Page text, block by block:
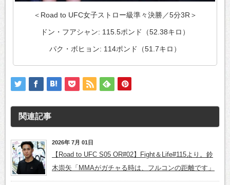
＜Road to UFC女子ストロー級準々決勝／5分3R＞
ドン・フアシャン: 115.5ポンド（52.38キロ）
パク・ボヒョン: 114ポンド（51.7キロ）
関連記事
2026年 7月 01日
【Road to UFC S05 OR#02】Fight＆Life#115より。鈴
木崇矢「MMAがガチャる時は、フルコンの距離です」